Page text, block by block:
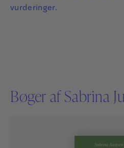
vurderinger.
Bøger af Sabrina